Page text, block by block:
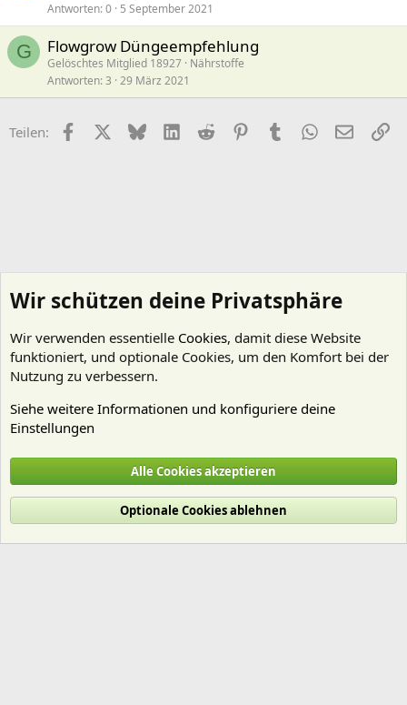
Antworten 0 5 September 2021
G Flowgrow Düngeempfehlung
Gelöschtes Mitglied 18927 Nährstoffe
Antworten 3 29 März 2021
Teilen: FacebookX (Twitter)
BlueskyLinkedIn
Reddit PinterestTumblr WhatsApp
E-Mail
Cookies
Deutsch (Du)
Nutzungsbedingungen
Datenschutz Hilfe und Impressum
R
Wir schützen deine Privatsphäre
Wir verwenden essentielle Cookies, damit diese Website
funktioniert, und optionale Cookies, um den Komfort bei der
Nutzung zu verbessern.
Siehe weitere Informationen und konfiguriere deine
Einstellungen
Alle Cookies akzeptieren
Optionale Cookies ablehnen